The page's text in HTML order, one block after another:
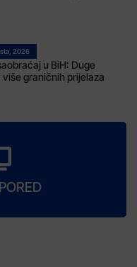
2026
u BiH: Duge
više graničnih prijelaza